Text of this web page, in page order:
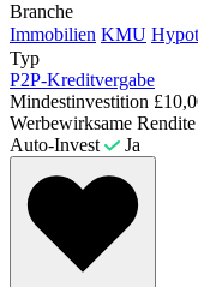
Branche
Immobilien KMU
Typ
P2P-Kreditvergabe
Mindestinvestition
Werbewirksame Rendite
Auto-Invest
Ja